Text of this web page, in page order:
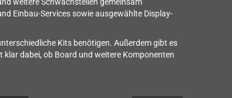
weitere Schwachstellen gemeinsam
Einbau-Services sowie ausgewählte Display-
Kits benötigen. Außerdem gibt es
dabei, ob Board und weitere Komponenten